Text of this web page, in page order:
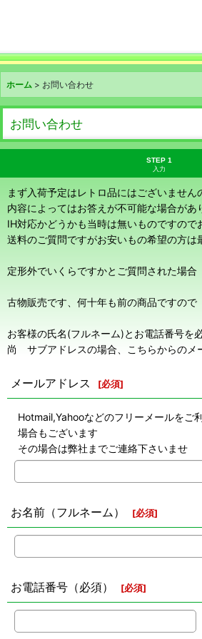
ホーム > お問い合わせ
お問い合わせ
STEP 1
入力
まず入荷予定はレトロ品にはございませ
内容によってはお答えが不可能な場合が
IH対応かどうかも当時は無いものですので
送料のご質問ですがお安いもの希望の方は
定形外でいくらですかとご質問された場
古物販売です、何十年も前の商品ですの
お客様の氏名(フルネーム)とお電話番号を
尚 サブアドレスの場合、こちらからのメ
メールアドレス [必須]
Hotmail,Yahooなどのフリーメールをご
場合もございます
その場合は弊社までご連絡下さいませ
お名前（フルネーム） [必須]
お電話番号（必須） [必須]